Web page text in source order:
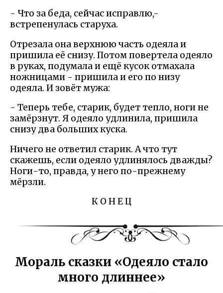
- Что за беда, сейчас исправлю,-
встрепенулась старуха.
Отрезала она верхнюю часть одеяла и
пришила её снизу. Потом повертела одеяло
в руках, подумала и ещё кусок отмахала
ножницами - пришила и его по низу
одеяла. И зовёт мужа:
- Теперь тебе, старик, будет тепло, ноги не
замёрзнут. Я одеяло удлинила, пришила
снизу два больших куска.
Ничего не ответил старик. А что тут
скажешь, если одеяло удлинялось дважды?
Ноги-то, правда, у него по-прежнему
мёрзли.
К О Н Е Ц
Мораль сказки «Одеяло стало
много длиннее»